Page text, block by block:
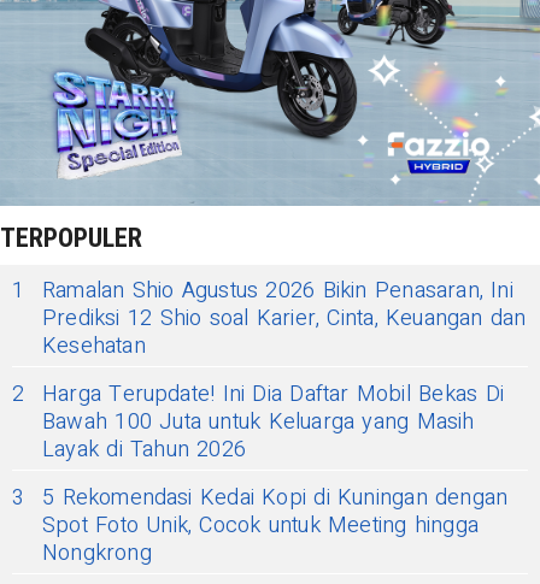
TERPOPULER
1
Ramalan Shio Agustus 2026 Bikin Penasaran, Ini
Prediksi 12 Shio soal Karier, Cinta, Keuangan dan
Kesehatan
2
Harga Terupdate! Ini Dia Daftar Mobil Bekas Di
Bawah 100 Juta untuk Keluarga yang Masih
Layak di Tahun 2026
3
5 Rekomendasi Kedai Kopi di Kuningan dengan
Spot Foto Unik, Cocok untuk Meeting hingga
Nongkrong